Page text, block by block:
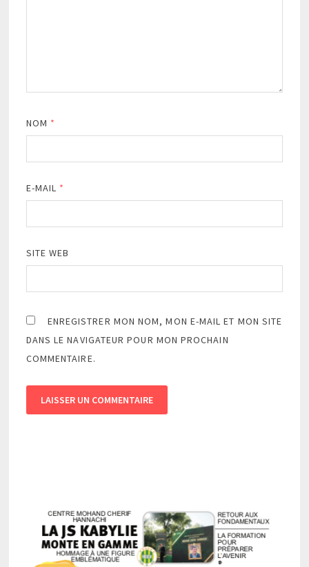
NOM *
E-MAIL *
SITE WEB
ENREGISTRER MON NOM, MON E-MAIL ET MON SITE
DANS LE NAVIGATEUR POUR MON PROCHAIN
COMMENTAIRE.